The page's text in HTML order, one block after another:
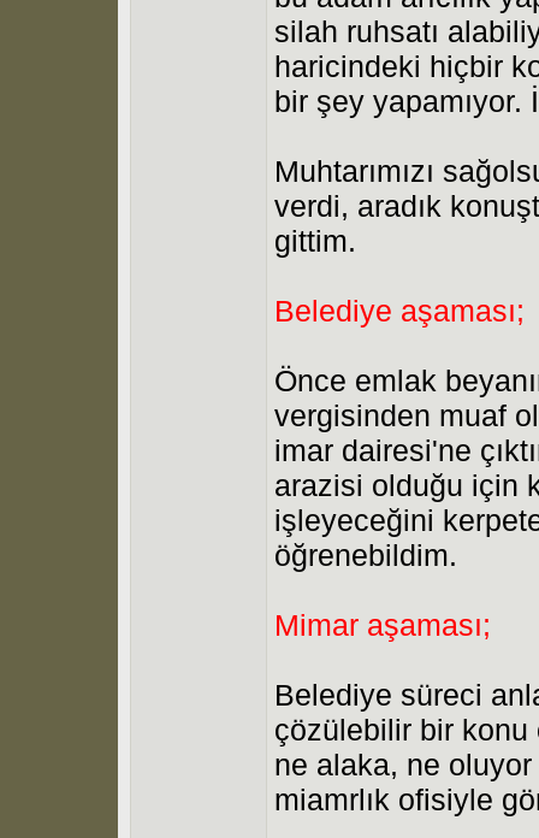
silah ruhsatı
haricindeki hiçbir
bir şey yapamıyor.
Muhtarımızı
verdi, aradık
gittim.
Belediye aşaması;
Önce emlak
vergisinden muaf
imar dairesi'ne
arazisi olduğu için
işleyeceğini
öğrenebildim.
Mimar aşaması;
Belediye süreci
çözülebilir bir konu
ne alaka, ne
miamrlık ofisiyle